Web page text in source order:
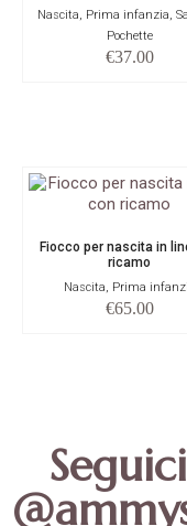
Nascita, Prima infanzia,
Pochette
€37.00
Fiocco per nascita in
ricamo
Nascita, Prima
€65.00